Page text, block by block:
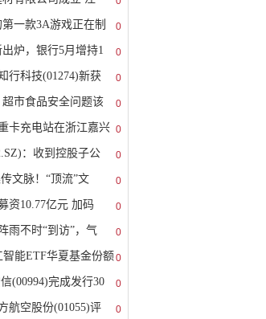
0
一款3A游戏正在制
0
炉，银行5月增持1
0
行科技(01274)新获
0
市食品安全问题该
0
卡充电站在浙江嘉兴
0
：收到控股子公
0
文脉！“顶流”文
0
资10.77亿元 加码
0
雨不时“到访”，气
0
智能ETF华夏基金份额
0
(00994)完成发行30
0
航空股份(01055)评